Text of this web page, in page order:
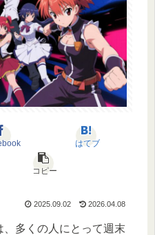
はてブ
コピー
2025.09.02 2026.04.08
多くの人にとって週末